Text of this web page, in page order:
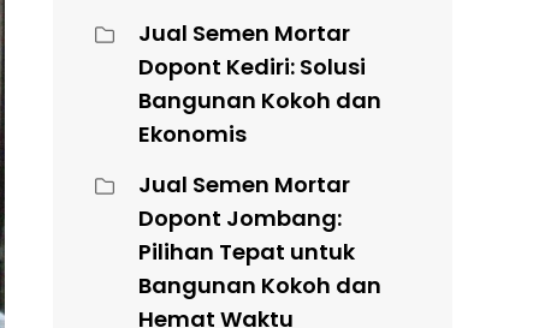
Jual Semen Mortar
Dopont Kediri: Solusi
Bangunan Kokoh dan
Ekonomis
Jual Semen Mortar
Dopont Jombang:
Pilihan Tepat untuk
Bangunan Kokoh dan
Hemat Waktu